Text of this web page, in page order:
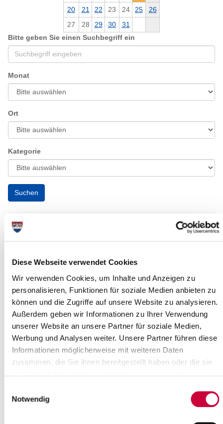
Diese Webseite verwendet Cookies
Wir verwenden Cookies, um Inhalte und Anzeigen zu
personalisieren, Funktionen für soziale Medien anbieten zu
können und die Zugriffe auf unsere Website zu analysieren.
Außerdem geben wir Informationen zu Ihrer Verwendung
unserer Website an unsere Partner für soziale Medien,
Werbung und Analysen weiter. Unsere Partner führen diese
Informationen möglicherweise mit weiteren Daten
zusammen, die Sie ihnen bereitgestellt haben oder die sie
Notwendig
20
21 22 23 24 25
26
27
28 29 30
31
Bitte geben Sie einen Suchbegriff ein
Monat
Ort
Kategorie
Sie haben Veranstaltungen nach den folgenden Kriterien gefiltert:
Seite1von1
1
11:00 Uhr, Lägerdorf